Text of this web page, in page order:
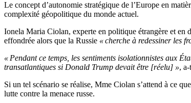
Le concept d’autonomie stratégique de l’Europe en
complexité géopolitique du monde actuel.
Ionela Maria Ciolan, experte en politique étrangère et en
effondrée alors que la Russie « cherche à redessiner les
« Pendant ce temps, les sentiments isolationnistes aux
transatlantiques si Donald Trump devait être [réelu] »,
Si un tel scénario se réalise, Mme Ciolan s’attend à ce
lutte contre la menace russe.